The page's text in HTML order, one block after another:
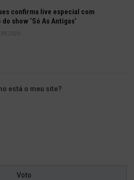
confirma live especial com
show ‘Só As Antigas’
DE 2020
está o meu site?